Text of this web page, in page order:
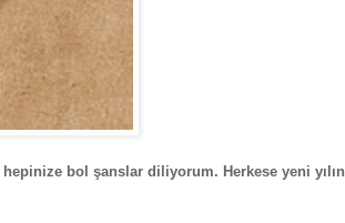
bol şanslar diliyorum. Herkese yeni